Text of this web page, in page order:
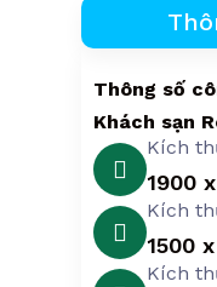
Thông số
Khách sạn
Kích
1900
Kích
1500
Kích